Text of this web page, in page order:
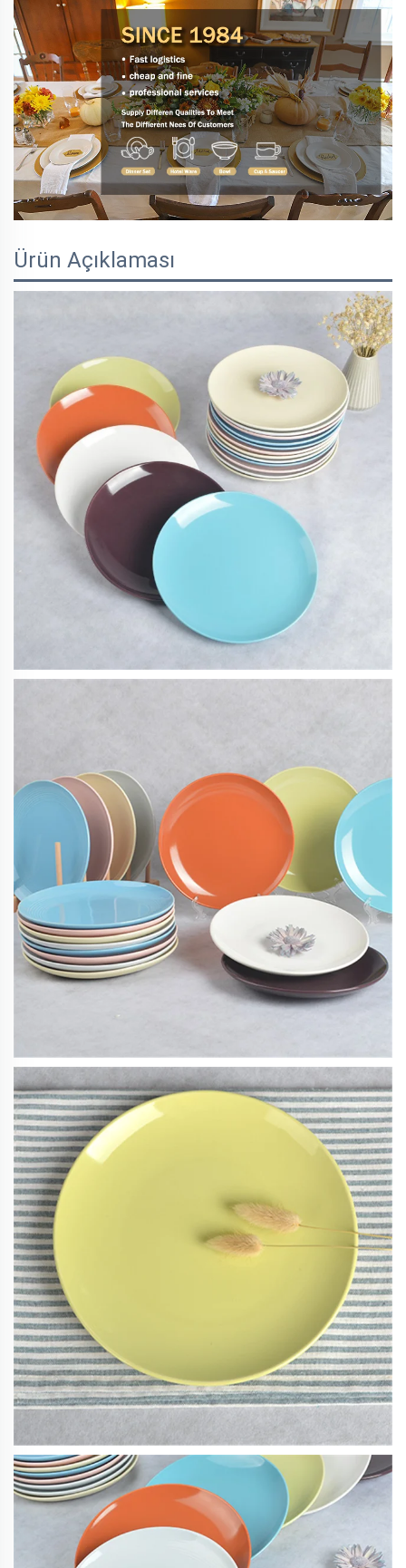
Ürün Açıklaması